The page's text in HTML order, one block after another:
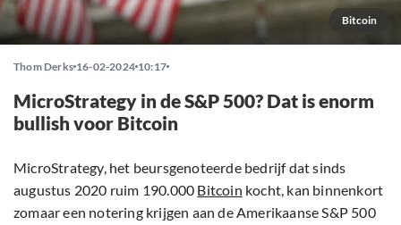
Bitcoin
Thom Derks 16-02-2024 10:17
MicroStrategy in de S&P 500? Dat is enorm
bullish voor Bitcoin
MicroStrategy, het beursgenoteerde bedrijf dat sinds
augustus 2020 ruim 190.000 Bitcoin kocht, kan binnenkort
zomaar een notering krijgen aan de Amerikaanse S&P 500